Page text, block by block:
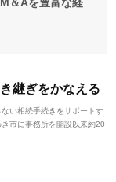
継ぎをかなえる
い相続手続きをサポートす
市に事務所を開設以来約20